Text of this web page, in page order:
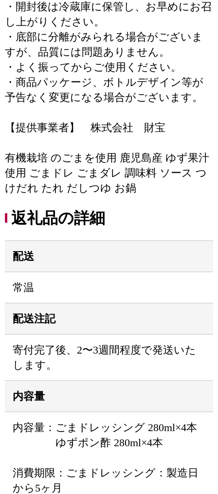
・開封後は冷蔵庫に保管し、お早めにお召
し上がりください。
・底部に分離がみられる場合がございま
すが、品質には問題ありません。
・よく振ってからご使用ください。
・商品パッケージ、ボトルデザイン等が
予告なく変更になる場合がございます。
【提供事業者】 株式会社 財宝
有機栽培 のごまを使用 鹿児島産 ゆず果汁
使用 ごまドレ ごまダレ 調味料 ソース つ
けだれ たれ だしつゆ お鍋
返礼品の詳細
配送
常温
配送注記
寄付完了後、2〜3週間程度で発送いた
します。
内容量
内容量：ごまドレッシング 280ml×4本
ゆずポン酢 280ml×4本
消費期限：ごまドレッシング：製造日
から5ヶ月